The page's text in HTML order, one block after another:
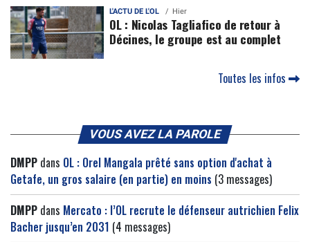
L'ACTU DE L'OL Hier
OL : Nicolas Tagliafico de retour à
Décines, le groupe est au complet
Toutes les infos
VOUS AVEZ LA PAROLE
DMPP dans OL : Orel Mangala prêté sans option d'achat à
Getafe, un gros salaire (en partie) en moins (3 messages)
DMPP dans Mercato : l’OL recrute le défenseur autrichien Felix
Bacher jusqu’en 2031 (4 messages)